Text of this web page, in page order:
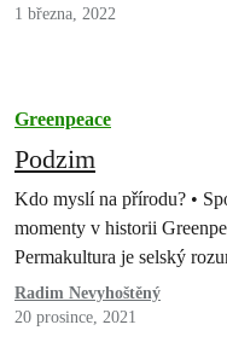
Klimatická krize a lidská…
1 března, 2022
Greenpeace
Podzim
Kdo myslí na přírodu? •
momenty v historii
Permakultura je selský
Radim Nevyhoštěný
20 prosince, 2021